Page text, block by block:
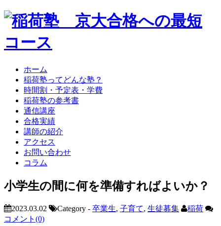
ホーム
稲荷塾ってどんな塾？
時間割・予定表・学費
稲荷塾の参考書
通信講座
合格実績
講師の紹介
アクセス
お問い合わせ
コラム
小学生の間に何を準備すればよいか？
2023.03.02 Category - 卒業生, 子育て, 生徒募集
稲荷
コメント(0)